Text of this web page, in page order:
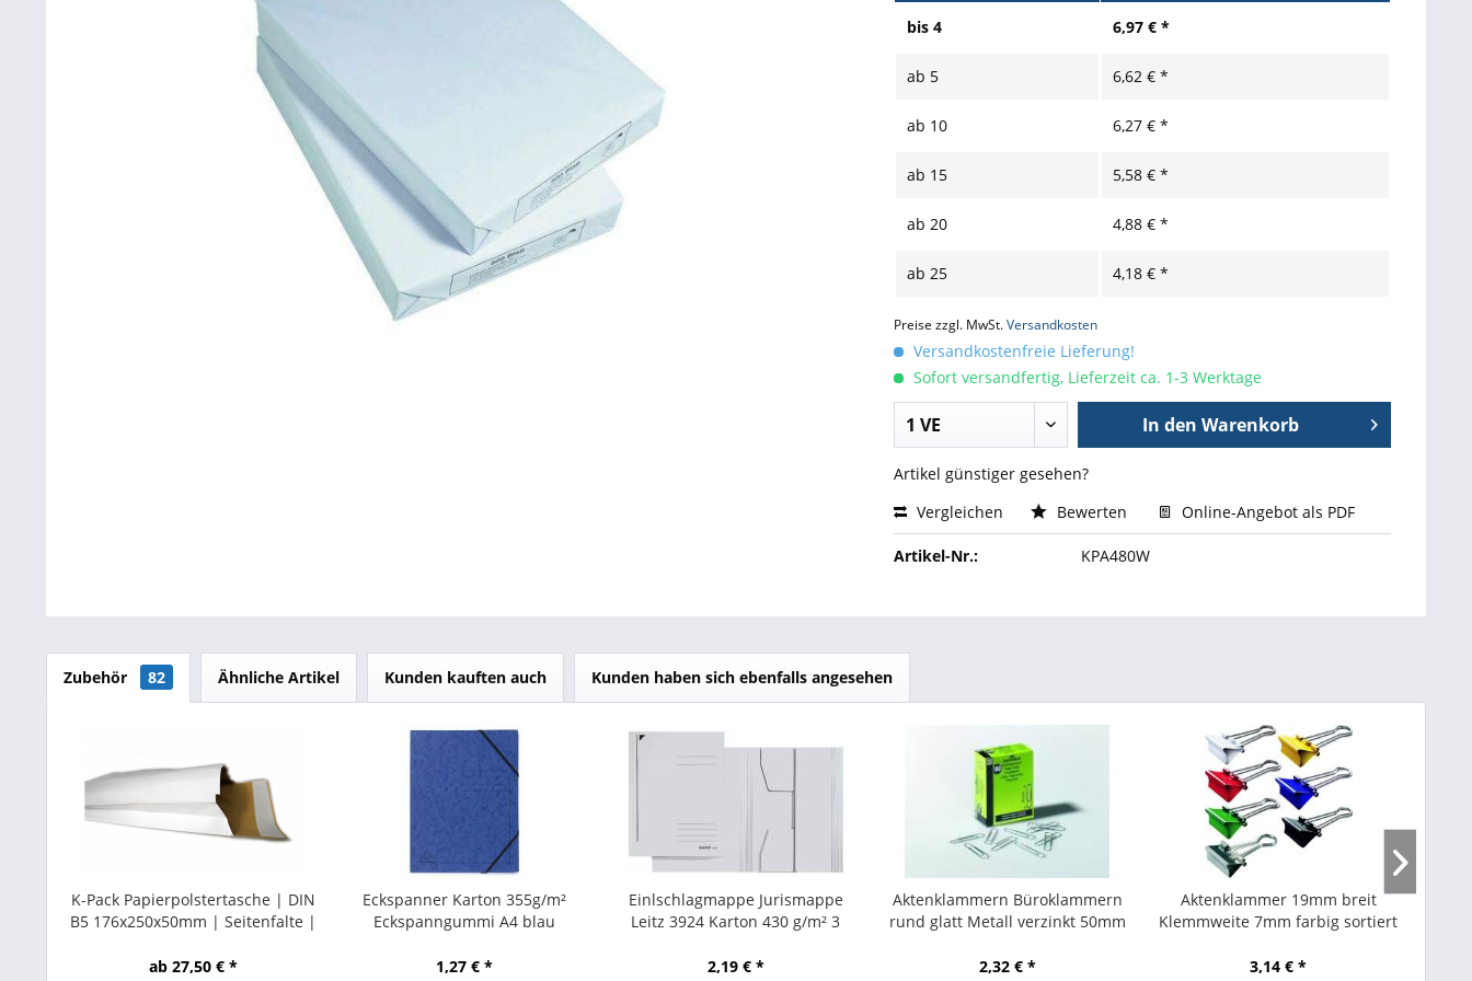
Betriebsausstattung & Lagerausstattung
Tragetaschen & Geschenkverpackungen
bis 4 6,97 € *
ab 5 6,62 € *
ab 10 6,27 € *
ab 15 5,58 € *
ab 20 4,88 € *
ab 25 4,18 € *
Preise zzgl. MwSt.Versandkosten
Versandkostenfreie Lieferung!
Sofort versandfertig, Lieferzeit ca. 1-3 Werktage
In den Warenkorb
Artikel günstiger gesehen?
Vergleichen
Bewerten Online-Angebot als PDF
Artikel-Nr.: KPA480W
Zubehör 82 Ähnliche Artikel Kunden kauften auch Kunden haben sich ebenfalls angesehen
K-Pack Papierpolstertasche | DIN
B5 176x250x50mm | Seitenfalte |
ab 27,50 € *
Eckspanner Karton 355g/m²
Eckspanngummi A4 blau
1,27 € *
Einlschlagmappe Jurismappe
Leitz 3924 Karton 430 g/m² 3
2,19 € *
Aktenklammern Büroklammern
rund glatt Metall verzinkt 50mm
2,32 € *
Aktenklammer 19mm breit
Klemmweite 7mm farbig sortiert
St./Packung
3,14 € *